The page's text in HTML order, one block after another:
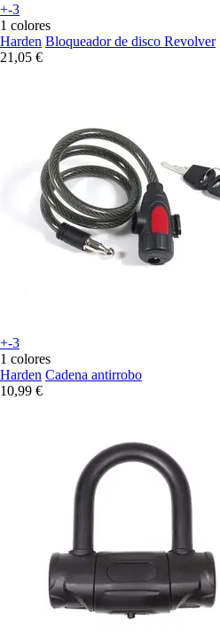
+-3
1 colores
Harden Bloqueador de disco Revolver
21,05 €
+-3
1 colores
Harden Cadena antirrobo
10,99 €